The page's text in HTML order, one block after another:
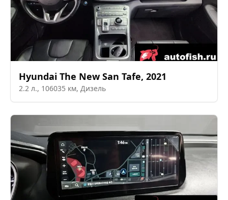
Hyundai The New San Tafe, 2021
2.2 л., 106035 км, Дизель